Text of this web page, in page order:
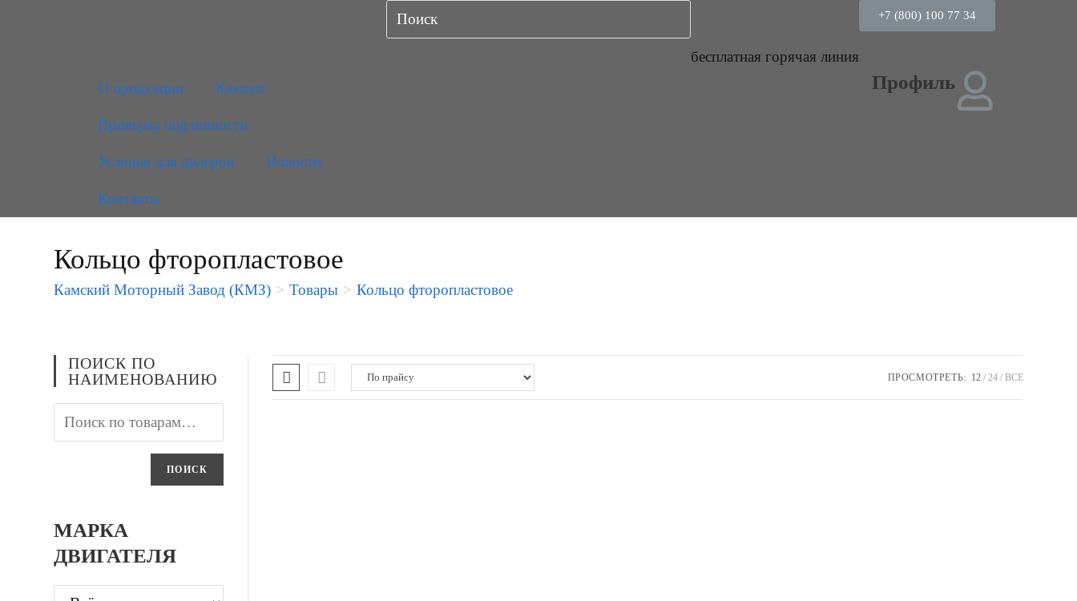
+7 (800) 100 77 34
бесплатная горячая линия
О продукции
Каталог
Проверка подлинности
Условия для дилеров Новости
Контакты
Профиль
Кольцо фторопластовое
Камский Моторный Завод (КМЗ) > Товары > Кольцо фторопластовое
ПОИСК ПО
НАИМЕНОВАНИЮ
ПОИСК
МАРКА
ДВИГАТЕЛЯ
ПРОСМОТРЕТЬ: 12 24 ВСЕ